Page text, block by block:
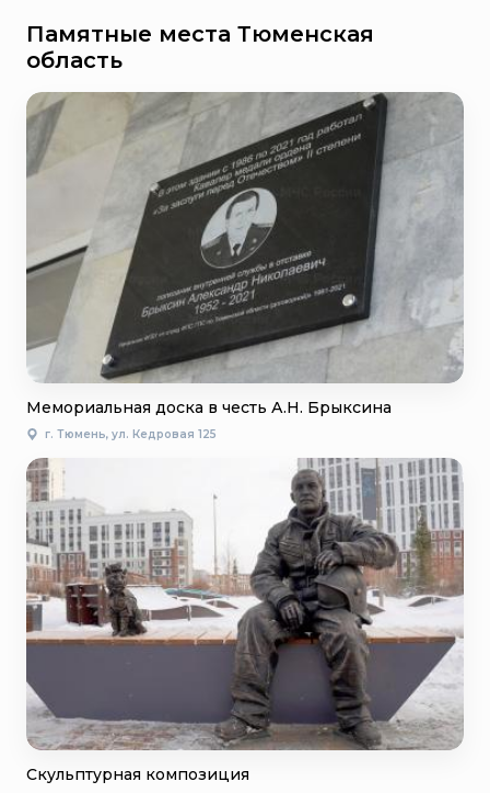
Памятные места Тюменская
область
Мемориальная доска в честь А.Н. Брыксина
г. Тюмень, ул. Кедровая 125
Скульптурная композиция